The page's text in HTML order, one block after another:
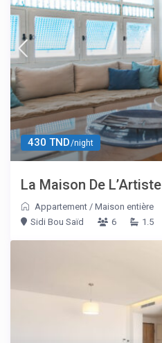
430 TND/night
La Maison De L’Artiste
Appartement /Maison entière
Sidi Bou Saïd
6 1.5